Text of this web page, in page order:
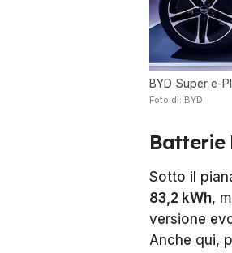
BYD Super e-
Foto di: BYD
Batterie
Sotto il
83,2 kWh,
versione
Anche qui,